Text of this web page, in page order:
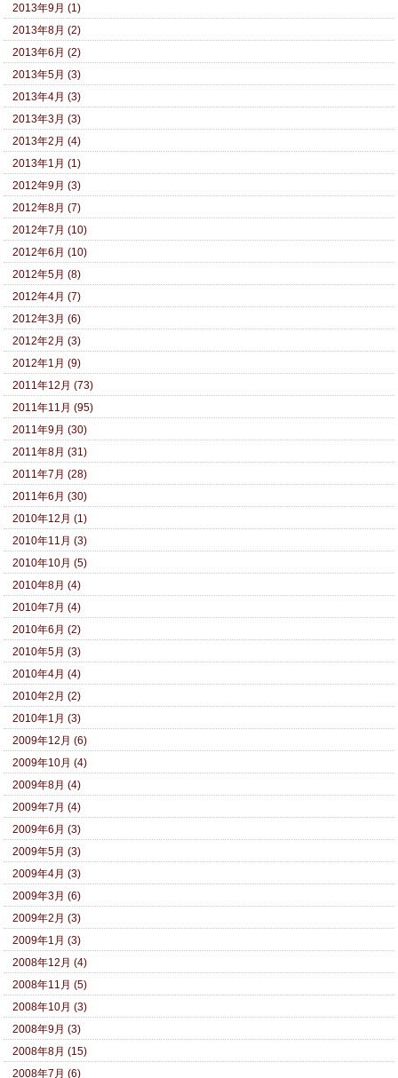
2013年9月 (1)
2013年8月 (2)
2013年6月 (2)
2013年5月 (3)
2013年4月 (3)
2013年3月 (3)
2013年2月 (4)
2013年1月 (1)
2012年9月 (3)
2012年8月 (7)
2012年7月 (10)
2012年6月 (10)
2012年5月 (8)
2012年4月 (7)
2012年3月 (6)
2012年2月 (3)
2012年1月 (9)
2011年12月 (73)
2011年11月 (95)
2011年9月 (30)
2011年8月 (31)
2011年7月 (28)
2011年6月 (30)
2010年12月 (1)
2010年11月 (3)
2010年10月 (5)
2010年8月 (4)
2010年7月 (4)
2010年6月 (2)
2010年5月 (3)
2010年4月 (4)
2010年2月 (2)
2010年1月 (3)
2009年12月 (6)
2009年10月 (4)
2009年8月 (4)
2009年7月 (4)
2009年6月 (3)
2009年5月 (3)
2009年4月 (3)
2009年3月 (6)
2009年2月 (3)
2009年1月 (3)
2008年12月 (4)
2008年11月 (5)
2008年10月 (3)
2008年9月 (3)
2008年8月 (15)
2008年7月 (6)